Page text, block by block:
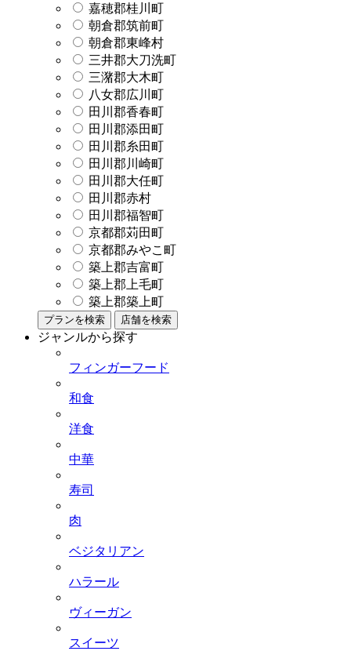
嘉穂郡桂川町
朝倉郡筑前町
朝倉郡東峰村
三井郡大刀洗町
三潴郡大木町
八女郡広川町
田川郡香春町
田川郡添田町
田川郡糸田町
田川郡川崎町
田川郡大任町
田川郡赤村
田川郡福智町
京都郡苅田町
京都郡みやこ町
築上郡吉富町
築上郡上毛町
築上郡築上町
プランを検索 店舗を検索
ジャンルから探す
フィンガーフード
和食
洋食
中華
寿司
肉
ベジタリアン
ハラール
ヴィーガン
スイーツ